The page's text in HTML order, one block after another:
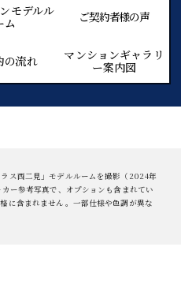
モデルル
ム
ご契約者様の声
の流れ
マンションギャラリ
ー案内図
ス西二見」モデルルームを撮影（2024年
ー参考写真で、オプションも含まれてい
に含まれません。一部仕様や色調が異な